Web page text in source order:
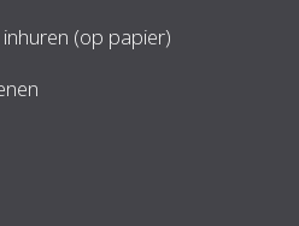
(op papier)